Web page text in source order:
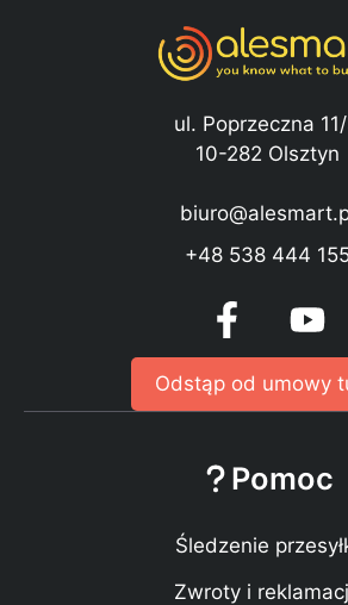
ul. Poprzeczna
10-282 Olsztyn
+48 538 444
Odstąp od umowy
Pomoc
Śledzenie
Zwroty i